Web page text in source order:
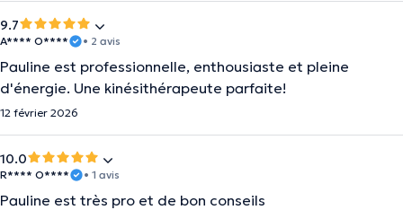
9.7
A**** O**** • 2 avis
Pauline est professionnelle, enthousiaste et pleine
d'énergie. Une kinésithérapeute parfaite!
12 février 2026
10.0
R**** O**** • 1 avis
Pauline est très pro et de bon conseils